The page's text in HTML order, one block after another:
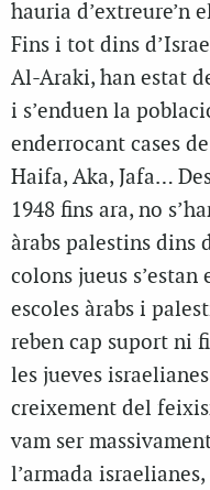
hauria d’extreure’n
Fins i tot dins
Al-Araki, han estat
i s’enduen la
enderrocant cases
Haifa, Aka, Jafa…
1948 fins ara, no
àrabs palestins dins
colons jueus
escoles àrabs i
reben cap suport ni
les jueves
creixement del
vam ser
l’armada